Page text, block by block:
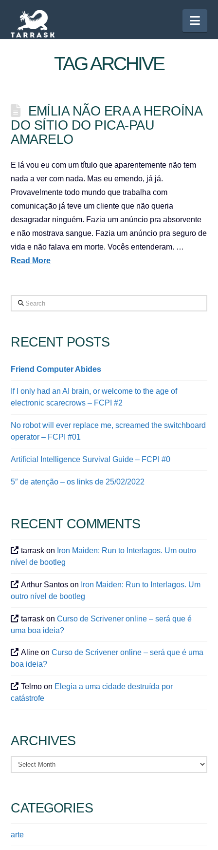
TAG ARCHIVE
EMÍLIA NÃO ERA A HEROÍNA
DO SÍTIO DO PICA-PAU
AMARELO
E lá vou eu com um título que aparentemente não tem
nada a ver com nada. Mas eu emendo, já já.
Provavelmente todo mundo que trabalha com
comunicação já teve um cliente que não queria
desagradar ninguém. Fazia um anúncio pra absorvente
e não mostrava sangue. Fazia um anúncio pra seguro de
vida e não falava em morte. Vocês entenderam. …
Read More
Search
RECENT POSTS
Friend Computer Abides
If I only had an AI brain, or welcome to the age of
electronic scarecrows – FCPI #2
No robot will ever replace me, screamed the switchboard
operator – FCPI #01
Artificial Intelligence Survival Guide – FCPI #0
5″ de atenção – os links de 25/02/2022
RECENT COMMENTS
tarrask on Iron Maiden: Run to Interlagos. Um outro
nível de bootleg
Arthur Santos on Iron Maiden: Run to Interlagos. Um
outro nível de bootleg
tarrask onCurso de Scrivener online – será que é
uma boa ideia?
Aline onCurso de Scrivener online – será que é uma
boa ideia?
Telmo on Elegia a uma cidade destruída por
catástrofe
ARCHIVES
Archives
CATEGORIES
arte